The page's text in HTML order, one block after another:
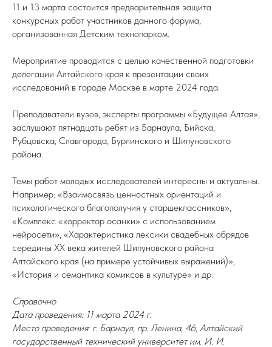
11 и 13 марта состоится предварительная защита
конкурсных работ участников данного форума,
организованная Детским технопарком.
Мероприятие проводится с целью качественной подготовки
делегации Алтайского края к презентации своих
исследований в городе Москве в марте 2024 года.
Преподаватели вузов, эксперты программы «Будущее Алтая»,
заслушают пятнадцать ребят из Барнаула, Бийска,
Рубцовска, Славгорода, Бурлинского и Шипуновского
района.
Темы работ молодых исследователей интересны и актуальны.
Например: «Взаимосвязь ценностных ориентаций и
психологического благополучия у старшеклассников»,
«Комплекс «корректор осанки» с использованием
нейросети», «Характеристика лексики свадебных обрядов
середины ХХ века жителей Шипуновского района
Алтайского края (на примере устойчивых выражений)»,
«История и семантика комиксов в культуре» и др.
Справочно
Дата проведения: 11 марта 2024 г.
Место проведения: г. Барнаул, пр. Ленина, 46, Алтайский
государственный технический университет им. И. И.